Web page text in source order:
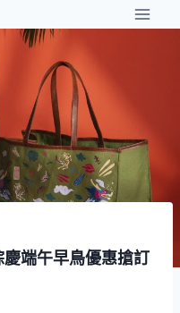
端午早鳥優惠搶訂